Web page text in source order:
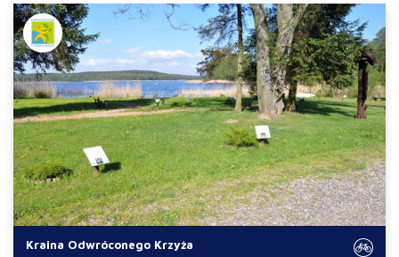
Kraina Odwróconego Krzyża